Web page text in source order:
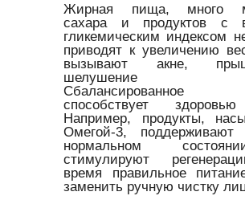
Жирная пища, много
сахара и продуктов с
гликемическим индексом
приводят к увеличению
вызывают акне,
шелушение
Сбалансированное
способствует
Например, продукты,
Омегой-3,
нормальном
стимулируют
время правильное
заменить ручную чистку